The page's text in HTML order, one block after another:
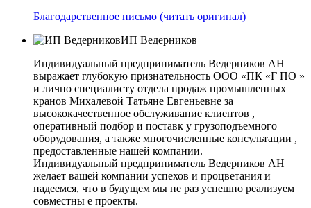
Благодарственное письмо (читать оригинал)
ИП Ведерников
Индивидуальный предприниматель Ведерников АН
выражает глубокую признательность ООО «ПК «Г ПО »
и лично специалисту отдела продаж промышленных
кранов Михалевой Татьяне Евгеньевне за
высококачественное обслуживание клиентов ,
оперативный подбор и поставк у грузоподъемного
оборудования, а также многочисленные консультации ,
предоставленные нашей компании.
Индивидуальный предприниматель Ведерников АН
желает вашей компании успехов и процветания и
надеемся, что в будущем мы не раз успешно реализуем
совместны е проекты.